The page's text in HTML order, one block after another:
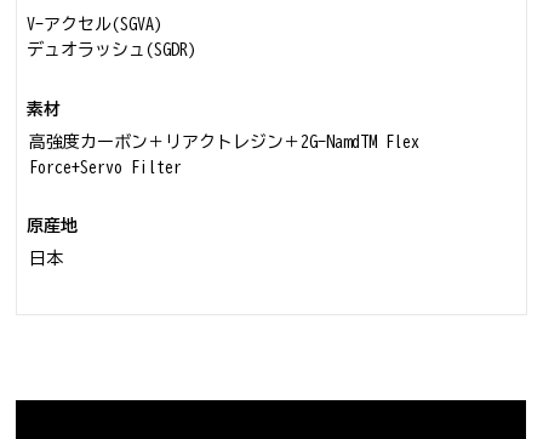
V-アクセル(SGVA)
デュオラッシュ(SGDR)
素材
高強度カーボン＋リアクトレジン＋2G-NamdTM Flex
Force+Servo Filter
原産地
日本